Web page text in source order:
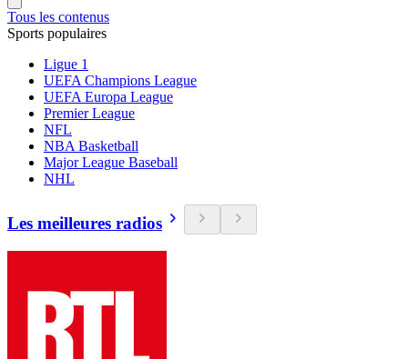
Tous les contenus
Sports populaires
Ligue 1
UEFA Champions League
UEFA Europa League
Premier League
NFL
NBA Basketball
Major League Baseball
NHL
Les meilleures radios